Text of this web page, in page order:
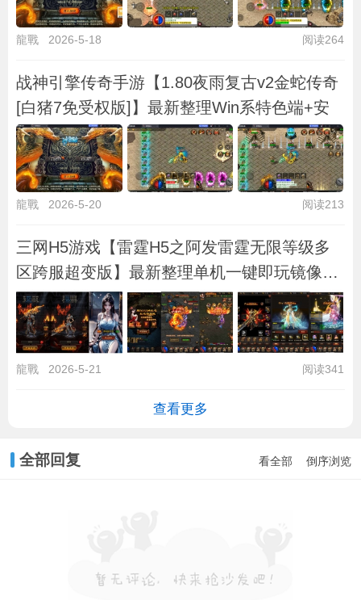
龍戰 2026-5-18 阅读264
战神引擎传奇手游【1.80夜雨复古v2金蛇传奇
[白猪7免受权版]】最新整理Win系特色端+安
龍戰 2026-5-20 阅读213
三网H5游戏【雷霆H5之阿发雷霆无限等级多
区跨服超变版】最新整理单机一键即玩镜像端
+L
龍戰 2026-5-21 阅读341
查看更多
全部回复 看全部 倒序浏览